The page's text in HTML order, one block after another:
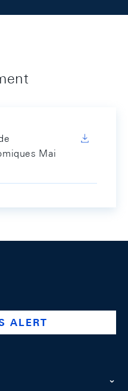
Mai
company/swiss-national-
@swissnationalbank
ALERT